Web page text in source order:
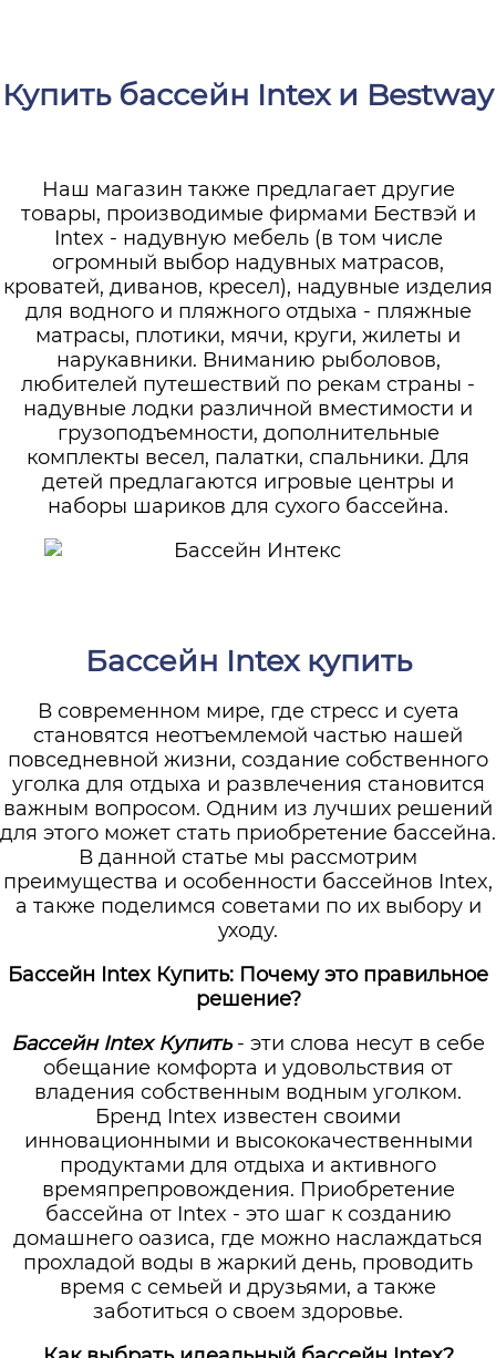
Купить бассейн Intex и Bestway
Наш магазин также предлагает другие
товары, производимые фирмами Бествэй и
Intex - надувную мебель (в том числе
огромный выбор надувных матрасов,
кроватей, диванов, кресел), надувные изделия
для водного и пляжного отдыха - пляжные
матрасы, плотики, мячи, круги, жилеты и
нарукавники. Вниманию рыболовов,
любителей путешествий по рекам страны -
надувные лодки различной вместимости и
грузоподъемности, дополнительные
комплекты весел, палатки, спальники. Для
детей предлагаются игровые центры и
наборы шариков для сухого бассейна.
Бассейн Intex купить
В современном мире, где стресс и суета
становятся неотъемлемой частью нашей
повседневной жизни, создание собственного
уголка для отдыха и развлечения становится
важным вопросом. Одним из лучших решений
для этого может стать приобретение бассейна.
В данной статье мы рассмотрим
преимущества и особенности бассейнов Intex,
а также поделимся советами по их выбору и
уходу.
Бассейн Intex Купить: Почему это правильное
решение?
Бассейн Intex Купить- эти слова несут в себе
обещание комфорта и удовольствия от
владения собственным водным уголком.
Бренд Intex известен своими
инновационными и высококачественными
продуктами для отдыха и активного
времяпрепровождения. Приобретение
бассейна от Intex - это шаг к созданию
домашнего оазиса, где можно наслаждаться
прохладой воды в жаркий день, проводить
время с семьей и друзьями, а также
заботиться о своем здоровье.